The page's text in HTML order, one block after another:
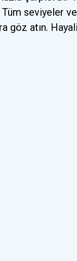
seviyeler
göz atın.